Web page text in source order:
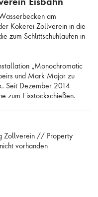
am
Kokerei Zollverein in die
zum Schlittschuhlaufen in
„Monochromatic
und Mark Major zu
Seit Dezember 2014
zum Eisstockschießen.
Zollverein // Property
vorhanden